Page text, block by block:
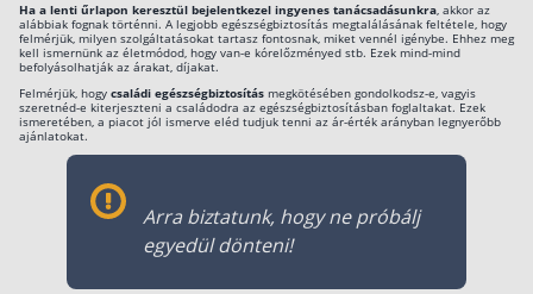
Ha a lenti űrlapon keresztül bejelentkezel ingyenes tanácsadásunkra, akkor az
alábbiak fognak történni. A legjobb egészségbiztosítás megtalálásának feltétele, hogy
felmérjük, milyen szolgáltatásokat tartasz fontosnak, miket vennél igénybe. Ehhez meg
kell ismernünk az életmódod, hogy van-e kórelőzményed stb. Ezek mind-mind
befolyásolhatják az árakat, díjakat.
Felmérjük, hogy családi egészségbiztosítás megkötésében gondolkodsz-e, vagyis
szeretnéd-e kiterjeszteni a családodra az egészségbiztosításban foglaltakat. Ezek
ismeretében, a piacot jól ismerve eléd tudjuk tenni az ár-érték arányban legnyerőbb
ajánlatokat.
Arra biztatunk, hogy ne próbálj
egyedül dönteni!